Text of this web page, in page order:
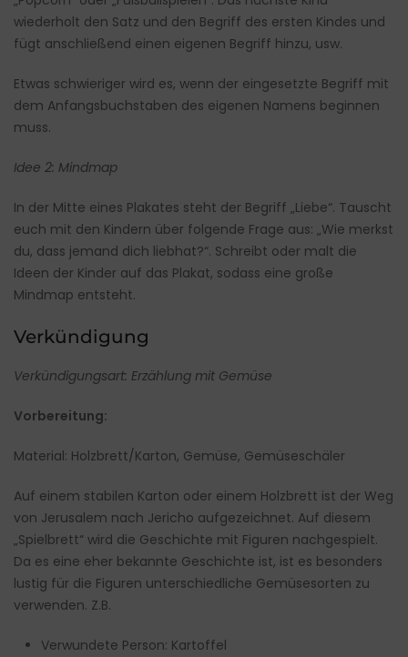
wiederholt den Satz und den Begriff des ersten Kindes und
fügt anschließend einen eigenen Begriff hinzu, usw.
Etwas schwieriger wird es, wenn der eingesetzte Begriff mit
dem Anfangsbuchstaben des eigenen Namens beginnen
muss.
Idee 2: Mindmap
In der Mitte eines Plakates steht der Begriff „Liebe“. Tauscht
euch mit den Kindern über folgende Frage aus: „Wie merkst
du, dass jemand dich liebhat?“. Schreibt oder malt die
Ideen der Kinder auf das Plakat, sodass eine große
Mindmap entsteht.
Verkündigung
Verkündigungsart: Erzählung mit Gemüse
Vorbereitung:
Material: Holzbrett/Karton, Gemüse, Gemüseschäler
Auf einem stabilen Karton oder einem Holzbrett ist der Weg
von Jerusalem nach Jericho aufgezeichnet. Auf diesem
„Spielbrett“ wird die Geschichte mit Figuren nachgespielt.
Da es eine eher bekannte Geschichte ist, ist es besonders
lustig für die Figuren unterschiedliche Gemüsesorten zu
verwenden. Z.B.
Verwundete Person: Kartoffel